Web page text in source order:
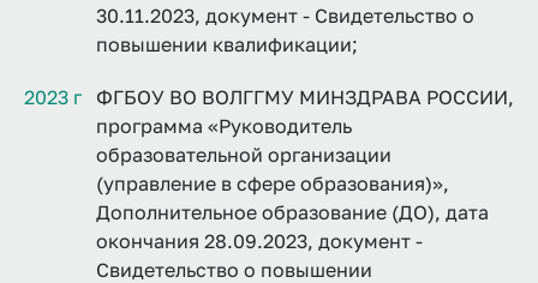
30.11.2023, документ - Свидетельство о
повышении квалификации;
2023 г
ФГБОУ ВО ВОЛГГМУ МИНЗДРАВА РОССИИ,
программа «Руководитель
образовательной организации
(управление в сфере образования)»,
Дополнительное образование (ДО), дата
окончания 28.09.2023, документ -
Свидетельство о повышении